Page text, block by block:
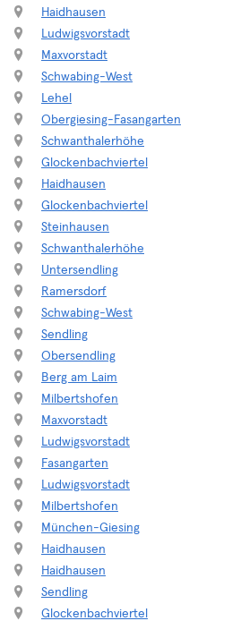
Haidhausen
Ludwigsvorstadt
Maxvorstadt
Schwabing-West
Lehel
Obergiesing-Fasangarten
Schwanthalerhöhe
Glockenbachviertel
Haidhausen
Glockenbachviertel
Steinhausen
Schwanthalerhöhe
Untersendling
Ramersdorf
Schwabing-West
Sendling
Obersendling
Berg am Laim
Milbertshofen
Maxvorstadt
Ludwigsvorstadt
Fasangarten
Ludwigsvorstadt
Milbertshofen
München-Giesing
Haidhausen
Haidhausen
Sendling
Glockenbachviertel